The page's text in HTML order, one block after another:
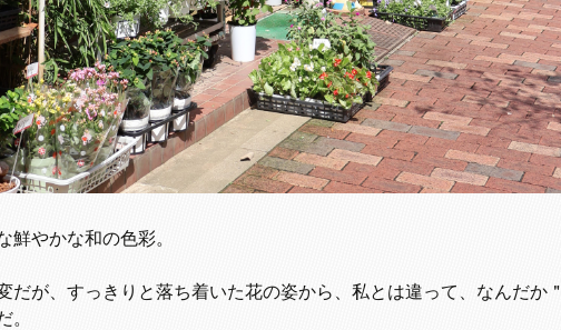
鮮やかな和の色彩。
だが、すっきりと落ち着いた花の姿から、私とは違って、なんだか＂
。